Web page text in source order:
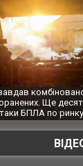
За 2000
Єкатеринбурзі
склад